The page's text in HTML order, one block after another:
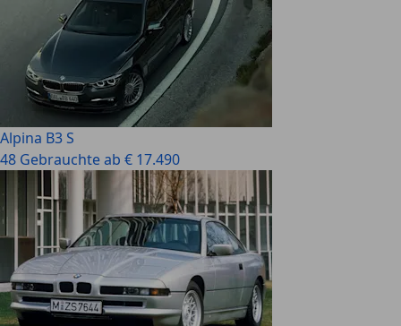
Alpina B3 S
48 Gebrauchte ab € 17.490